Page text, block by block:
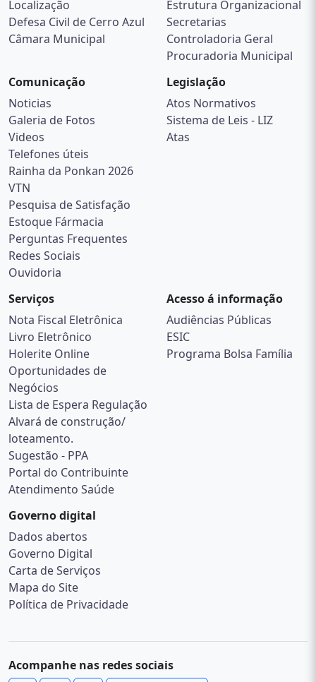
Localização
Defesa Civil de Cerro Azul
Câmara Municipal
Estrutura Organizacional
Secretarias
Controladoria Geral
Procuradoria Municipal
Comunicação
Noticias
Galeria de Fotos
Videos
Telefones úteis
Rainha da Ponkan 2026
VTN
Pesquisa de Satisfação
Estoque Fármacia
Perguntas Frequentes
Redes Sociais
Ouvidoria
Legislação
Atos Normativos
Sistema de Leis - LIZ
Atas
Serviços
Nota Fiscal Eletrônica
Livro Eletrônico
Holerite Online
Oportunidades de
Negócios
Lista de Espera Regulação
Alvará de construção/
loteamento.
Sugestão - PPA
Portal do Contribuinte
Atendimento Saúde
Acesso á informação
Audiências Públicas
ESIC
Programa Bolsa Família
Governo digital
Dados abertos
Governo Digital
Carta de Serviços
Mapa do Site
Política de Privacidade
Acompanhe nas redes sociais